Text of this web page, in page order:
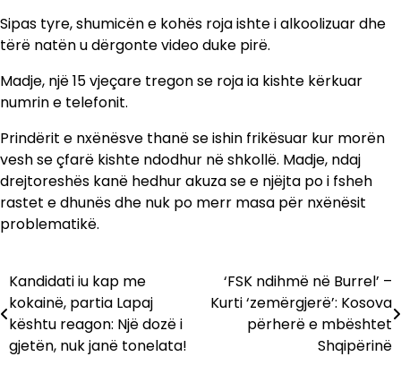
Sipas tyre, shumicën e kohës roja ishte i alkoolizuar dhe
tërë natën u dërgonte video duke pirë.
Madje, një 15 vjeçare tregon se roja ia kishte kërkuar
numrin e telefonit.
Prindërit e nxënësve thanë se ishin frikësuar kur morën
vesh se çfarë kishte ndodhur në shkollë. Madje, ndaj
drejtoreshës kanë hedhur akuza se e njëjta po i fsheh
rastet e dhunës dhe nuk po merr masa për nxënësit
problematikë.
Lëvizje
te
postimet
Kandidati iu kap me
kokainë, partia Lapaj
kështu reagon: Një dozë i
gjetën, nuk janë tonelata!
‘FSK ndihmë në Burrel’ –
Kurti ‘zemërgjerë’: Kosova
përherë e mbështet
Shqipërinë